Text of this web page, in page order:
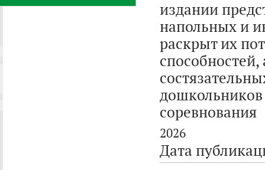
издании
напольных и
раскрыт их
дошкольников
соревнования
2026
Дата